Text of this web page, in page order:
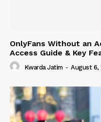
OnlyFans Without an
Access Guide & Key
Kwarda Jatim - August 6,